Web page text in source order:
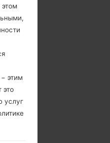
этом
этим
это
услуг